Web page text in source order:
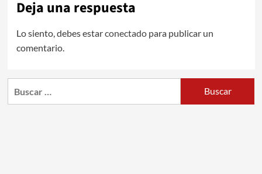
Deja una respuesta
Lo siento, debes estarconectadopara publicar un
comentario.